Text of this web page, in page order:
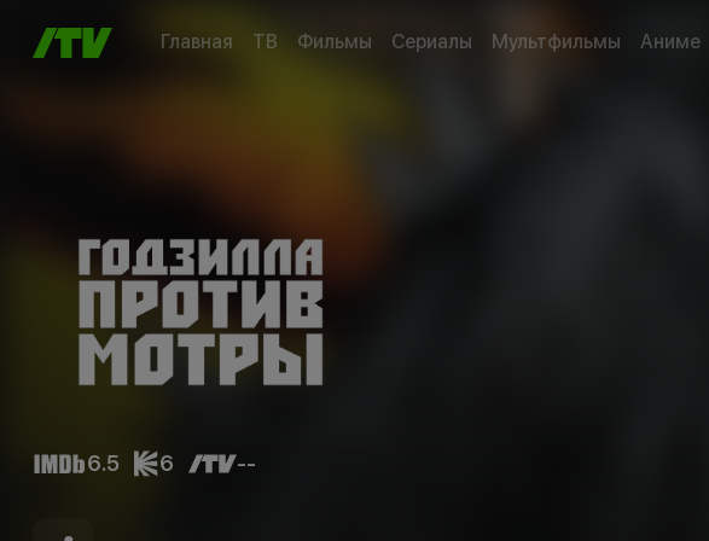
Главная ТВ Фильмы Сериалы Мультфильмы Аниме
6.5 6 --